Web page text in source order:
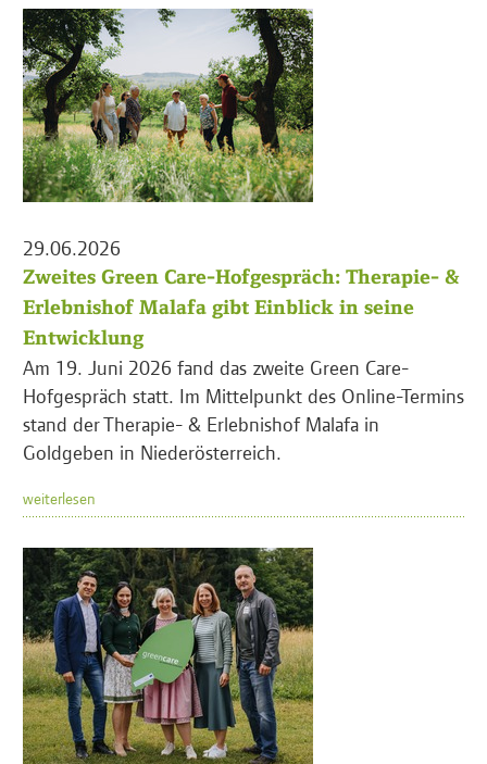
29.06.2026
Zweites Green Care-Hofgespräch: Therapie- &
Erlebnishof Malafa gibt Einblick in seine
Entwicklung
Am 19. Juni 2026 fand das zweite Green Care-
Hofgespräch statt. Im Mittelpunkt des Online-Termins
stand der Therapie- & Erlebnishof Malafa in
Goldgeben in Niederösterreich.
weiterlesen